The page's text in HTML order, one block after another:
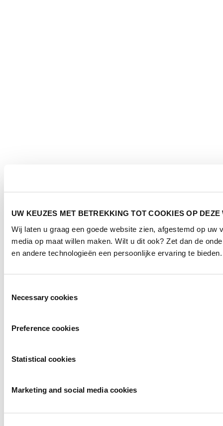
UW KEUZES MET BETREKKING TOT COOKIES OP DEZE
Wij laten u graag een goede website zien, afgestemd op
media op maat willen maken. Wilt u dit ook? Zet dan de
en andere technologieën een persoonlijke ervaring te bieden.
Necessary cookies
Preference cookies
Statistical cookies
Marketing and social media cookies